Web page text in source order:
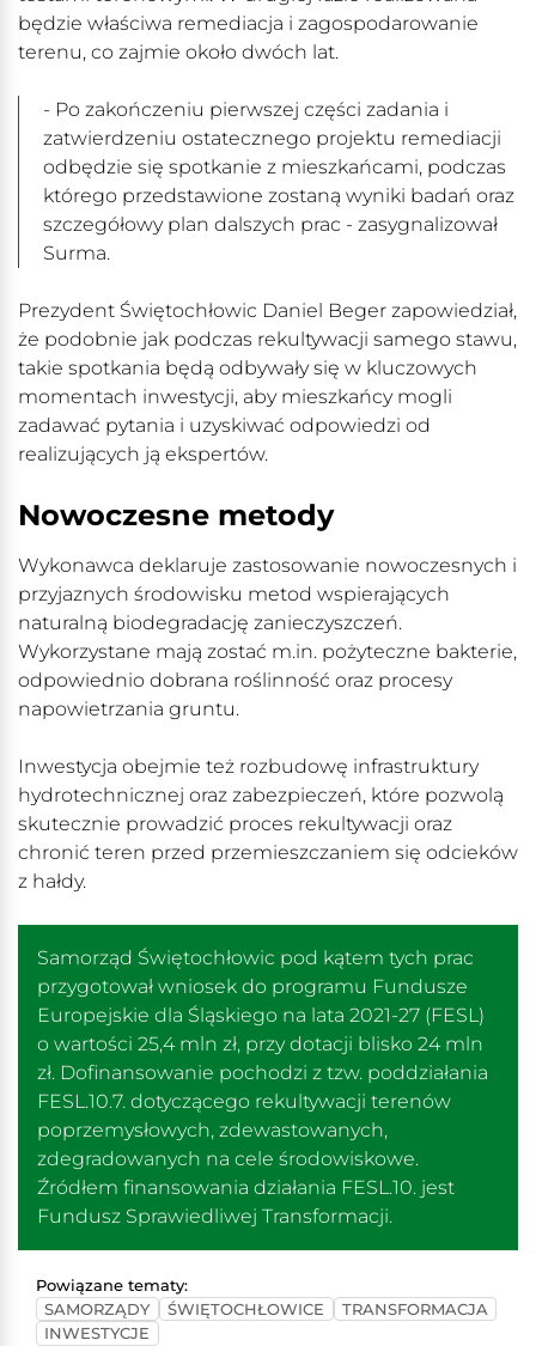
będzie właściwa remediacja i zagospodarowanie
terenu, co zajmie około dwóch lat.
- Po zakończeniu pierwszej części zadania i
zatwierdzeniu ostatecznego projektu remediacji
odbędzie się spotkanie z mieszkańcami, podczas
którego przedstawione zostaną wyniki badań oraz
szczegółowy plan dalszych prac - zasygnalizował
Surma.
Prezydent Świętochłowic Daniel Beger zapowiedział,
że podobnie jak podczas rekultywacji samego stawu,
takie spotkania będą odbywały się w kluczowych
momentach inwestycji, aby mieszkańcy mogli
zadawać pytania i uzyskiwać odpowiedzi od
realizujących ją ekspertów.
Nowoczesne metody
Wykonawca deklaruje zastosowanie nowoczesnych i
przyjaznych środowisku metod wspierających
naturalną biodegradację zanieczyszczeń.
Wykorzystane mają zostać m.in. pożyteczne bakterie,
odpowiednio dobrana roślinność oraz procesy
napowietrzania gruntu.
Inwestycja obejmie też rozbudowę infrastruktury
hydrotechnicznej oraz zabezpieczeń, które pozwolą
skutecznie prowadzić proces rekultywacji oraz
chronić teren przed przemieszczaniem się odcieków
z hałdy.
Samorząd Świętochłowic pod kątem tych prac
przygotował wniosek do programu Fundusze
Europejskie dla Śląskiego na lata 2021-27 (FESL)
o wartości 25,4 mln zł, przy dotacji blisko 24 mln
zł. Dofinansowanie pochodzi z tzw. poddziałania
FESL.10.7. dotyczącego rekultywacji terenów
poprzemysłowych, zdewastowanych,
zdegradowanych na cele środowiskowe.
Źródłem finansowania działania FESL.10. jest
Fundusz Sprawiedliwej Transformacji.
Powiązane tematy:
SAMORZĄDY
ŚWIĘTOCHŁOWICE
TRANSFORMACJA
INWESTYCJE